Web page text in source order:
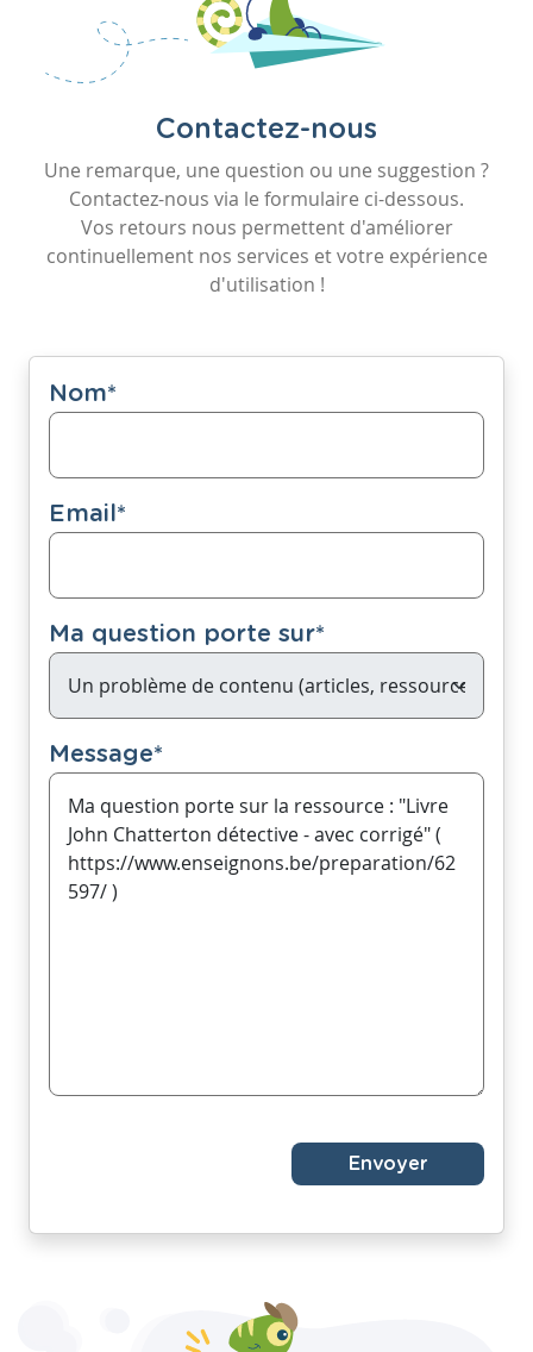
Contactez-nous
Une remarque, une question ou une suggestion ?
Contactez-nous via le formulaire ci-dessous.
Vos retours nous permettent d'améliorer
continuellement nos services et votre expérience
d'utilisation !
Nom*
Email*
Ma question porte sur*
Message*
Envoyer